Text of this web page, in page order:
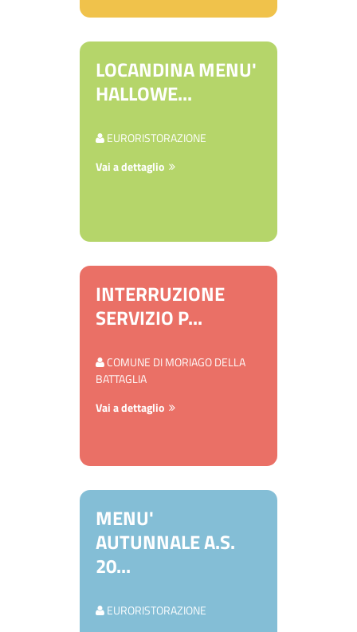
LOCANDINA MENU'
HALLOWE...
EURORISTORAZIONE
Vai a dettaglio
INTERRUZIONE
SERVIZIO P...
COMUNE DI MORIAGO DELLA
BATTAGLIA
Vai a dettaglio
MENU'
AUTUNNALE A.S.
20...
EURORISTORAZIONE